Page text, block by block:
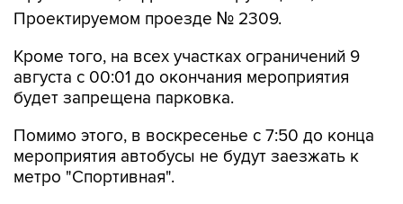
Проектируемом проезде № 2309.
Кроме того, на всех участках ограничений 9
августа с 00:01 до окончания мероприятия
будет запрещена парковка.
Помимо этого, в воскресенье с 7:50 до конца
мероприятия автобусы не будут заезжать к
метро "Спортивная".